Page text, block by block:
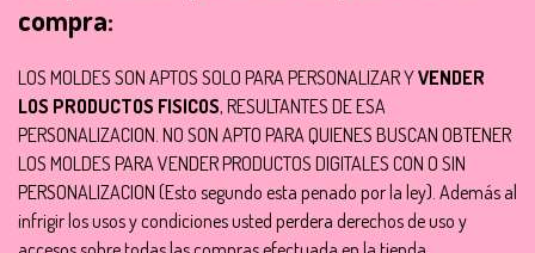
compra:
LOS MOLDES SON APTOS SOLO PARA PERSONALIZAR YVENDER
LOS PRODUCTOS FISICOS, RESULTANTES DE ESA
PERSONALIZACION. NO SON APTO PARA QUIENES BUSCAN OBTENER
LOS MOLDES PARA VENDER PRODUCTOS DIGITALES CON O SIN
PERSONALIZACION (Esto segundo esta penado por la ley). Además al
infrigir los usos y condiciones usted perdera derechos de uso y